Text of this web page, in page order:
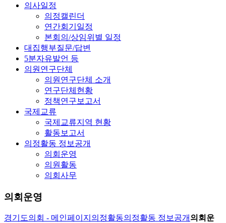
의사일정
의정캘린더
연간회기일정
본회의/상임위별 일정
대집행부질문/답변
5분자유발언 등
의원연구단체
의원연구단체 소개
연구단체현황
정책연구보고서
국제교류
국제교류지역 현황
활동보고서
의정활동 정보공개
의회운영
의원활동
의회사무
의회운영
경기도의회 - 메인페이지 의정활동의정활동 정보공개 의회운